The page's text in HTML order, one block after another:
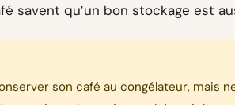
savent qu’un bon stockage est
son café au congélateur, mais